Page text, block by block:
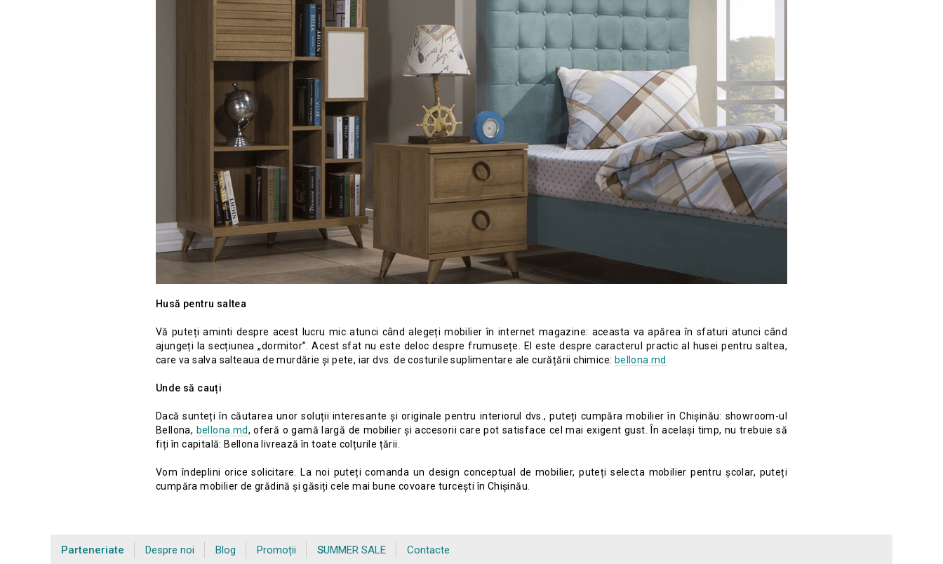
Husă pentru saltea
Vă puteți aminti despre acest lucru mic atunci când alegeți mobilier în internet magazine: aceasta va apărea în sfaturi atunci când
ajungeți la secțiunea „dormitor”. Acest sfat nu este deloc despre frumusețe. El este despre caracterul practic al husei pentru saltea,
care va salva salteaua de murdărie și pete, iar dvs. de costurile suplimentare ale curățării chimice: bellona.md
Unde să cauți
Dacă sunteți în căutarea unor soluții interesante și originale pentru interiorul dvs., puteți cumpăra mobilier în Chișinău: showroom-ul
Bellona, bellona.md, oferă o gamă largă de mobilier și accesorii care pot satisface cel mai exigent gust. În același timp, nu trebuie să
fiți în capitală: Bellona livrează în toate colțurile țării.
Vom îndeplini orice solicitare. La noi puteți comanda un design conceptual de mobilier, puteți selecta mobilier pentru școlar, puteți
cumpăra mobilier de grădină și găsiți cele mai bune covoare turcești în Chișinău.
Parteneriate Despre noi Blog Promoții SUMMER SALE Contacte